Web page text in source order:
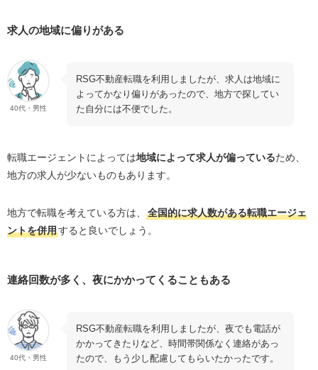
求人の地域に偏りがある
40代・男性
RSG不動産転職を利用しましたが、求人は地域に
よってかなり偏りがあったので、地方で探してい
た自分には不便でした。
転職エージェントによっては地域によって求人が偏っているため、
地方の求人が少ないものもあります。
地方で転職を考えている方は、
全国的に求人数がある転職エージェ
ントを併用すると良いでしょう。
連絡回数が多く、夜にかかってくることもある
40代・男性
RSG不動産転職を利用しましたが、夜でも電話が
かかってきたりなど、時間帯関係なく連絡があっ
たので、もう少し配慮してもらいたかったです。